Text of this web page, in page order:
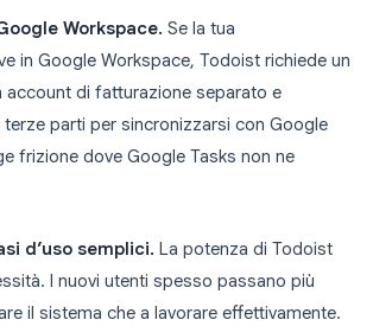
Workspace. Se la tua
in Google Workspace, Todoist richiede un
account di fatturazione separato e
terze parti per sincronizzarsi con Google
frizione dove Google Tasks non ne
d’uso semplici. La potenza di Todoist
I nuovi utenti spesso passano più
il sistema che a lavorare effettivamente.